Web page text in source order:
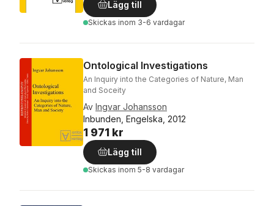
Lägg till
Skickas inom 3-6 vardagar
Ontological Investigations
An Inquiry into the Categories of Nature, Man
and Soceity
Av Ingvar Johansson
Inbunden, Engelska, 2012
1 971 kr
Lägg till
Skickas inom 5-8 vardagar